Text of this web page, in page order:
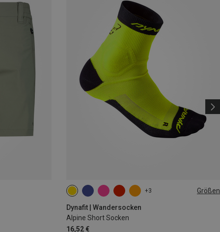
+3 Größen
Dynafit | Wandersocken
Alpine Short Socken
16,52 €
35|36|37|38 39|40|41|42